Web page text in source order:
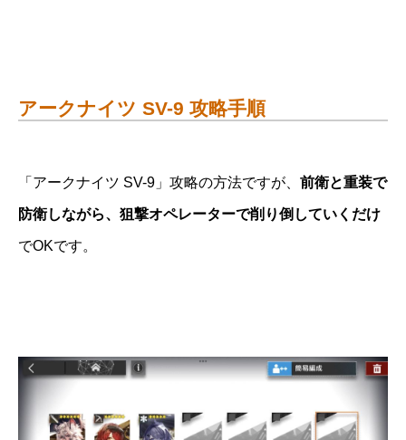
アークナイツ SV-9 攻略手順
「アークナイツ SV-9」攻略の方法ですが、 前衛と重装で
防衛しながら、狙撃オペレーターで削り倒していくだけ
でOKです。